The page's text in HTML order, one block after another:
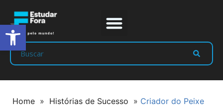
Home » Histórias de Sucesso » Criador do Peixe
Abrir a barra de ferramentas